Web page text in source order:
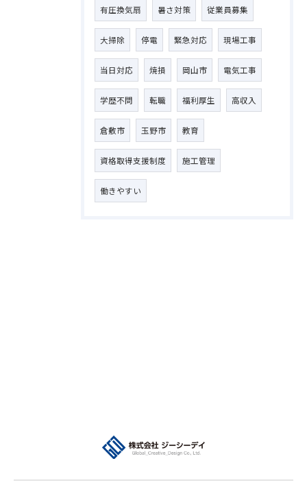
有圧換気扇 暑さ対策 従業員募集
大掃除 停電 緊急対応 現場工事
当日対応 焼損 岡山市 電気工事
学歴不問 転職 福利厚生 高収入
倉敷市 玉野市 教育
資格取得支援制度 施工管理
働きやすい